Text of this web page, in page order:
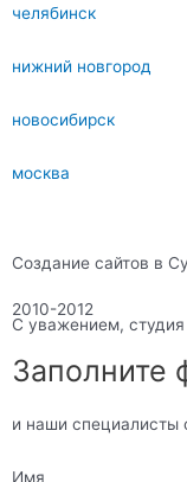
челябинск
нижний новгород
новосибирск
москва
Создание сайтов в
2010-2012
С уважением,
Заполните
и наши
Имя